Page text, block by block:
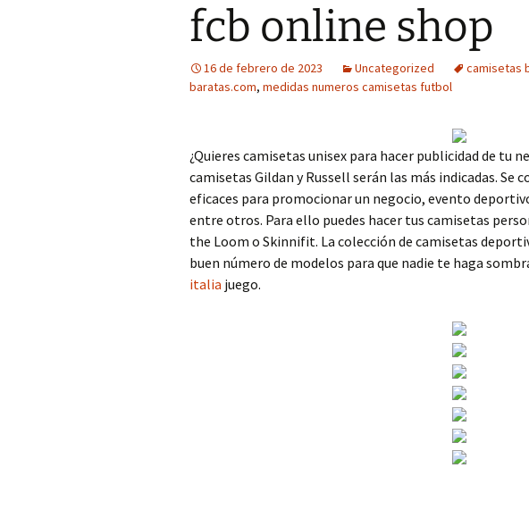
fcb online shop
16 de febrero de 2023 Uncategorized camisetas
baratas.com, medidas numeros camisetas futbol
¿Quieres camisetas unisex para hacer publicidad de tu
camisetas Gildan y Russell serán las más indicadas. Se
eficaces para promocionar un negocio, evento
entre otros. Para ello puedes hacer tus camisetas
the Loom o Skinnifit. La colección de camisetas
buen número de modelos para que nadie te haga
italia juego.